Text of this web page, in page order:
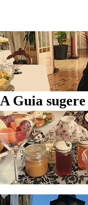
A Guia sugere